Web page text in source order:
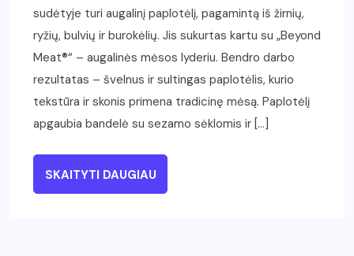
sudėtyje turi augalinį paplotėlį, pagamintą iš žirnių,
ryžių, bulvių ir burokėlių. Jis sukurtas kartu su „Beyond
Meat®“ – augalinės mėsos lyderiu. Bendro darbo
rezultatas – švelnus ir sultingas paplotėlis, kurio
tekstūra ir skonis primena tradicinę mėsą. Paplotėlį
apgaubia bandelė su sezamo sėklomis ir […]
SKAITYTI DAUGIAU